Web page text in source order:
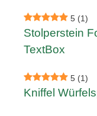
5 (1)
Stolperstein
TextBox
5 (1)
Kniffel